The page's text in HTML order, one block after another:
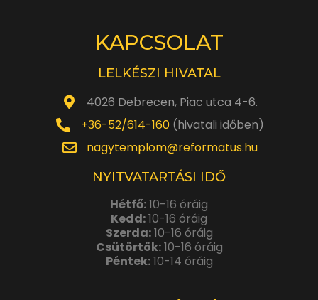
KAPCSOLAT
LELKÉSZI HIVATAL
4026 Debrecen, Piac utca 4-6.
+36-52/614-160(hivatali időben)
nagytemplom@reformatus.hu
NYITVATARTÁSI IDŐ
Hétfő:10-16 óráig
Kedd:10-16 óráig
Szerda:10-16 óráig
Csütörtök:10-16 óráig
Péntek:10-14 óráig